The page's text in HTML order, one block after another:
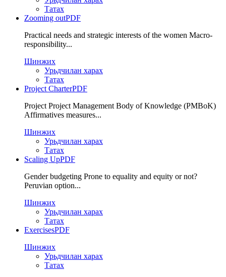
Татах
Zooming outPDF
Practical needs and strategic interests of the women Macro-
responsibility...
Шинжих
Урьдчилан харах
Татах
Project CharterPDF
Project Project Management Body of Knowledge (PMBoK)
Affirmatives measures...
Шинжих
Урьдчилан харах
Татах
Scaling UpPDF
Gender budgeting Prone to equality and equity or not?
Peruvian option...
Шинжих
Урьдчилан харах
Татах
ExercisesPDF
Шинжих
Урьдчилан харах
Татах